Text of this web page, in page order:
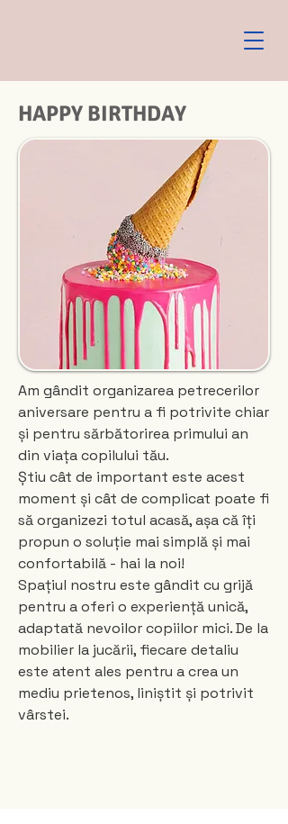
HAPPY BIRTHDAY
Am gândit organizarea petrecerilor
aniversare pentru a fi potrivite chiar
și pentru sărbătorirea primului an
din viața copilului tău.
Știu cât de important este acest
moment și cât de complicat poate fi
să organizezi totul acasă, așa că îți
propun o soluție mai simplă și mai
confortabilă - hai la noi!
Spațiul nostru este gândit cu grijă
pentru a oferi o experiență unică,
adaptată nevoilor copiilor mici. De la
mobilier la jucării, fiecare detaliu
este atent ales pentru a crea un
mediu prietenos, liniștit și potrivit
vârstei.